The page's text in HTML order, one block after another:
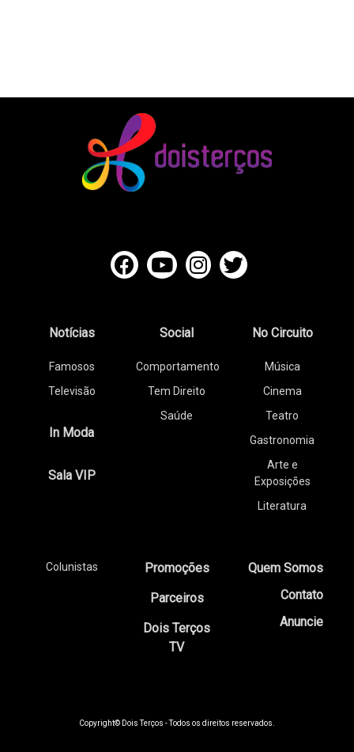
Notícias
Famosos
Televisão
In Moda
Sala VIP
Social
Comportamento
Tem Direito
Saúde
No Circuito
Música
Cinema
Teatro
Gastronomia
Arte e
Exposições
Literatura
Colunistas
Promoções
Parceiros
Dois Terços
TV
Quem Somos
Contato
Anuncie
Copyright© Dois Terços - Todos os direitos reservados.